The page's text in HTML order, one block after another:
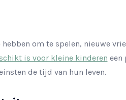
om te spelen, nieuwe
is voor kleine kinderen een
de tijd van hun leven.